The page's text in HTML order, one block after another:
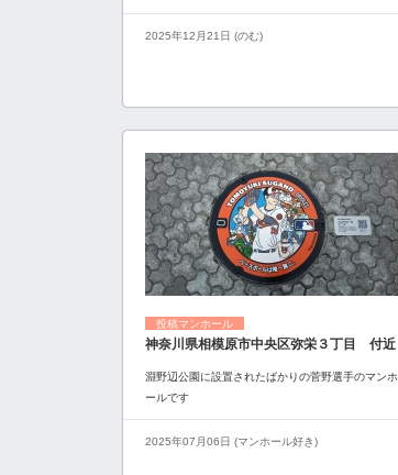
2025年12月21日 (のむ)
投稿マンホール
神奈川県相模原市中央区弥栄３丁目 付近
淵野辺公園に設置されたばかりの菅野選手のマンホ
ールです
2025年07月06日 (マンホール好き)